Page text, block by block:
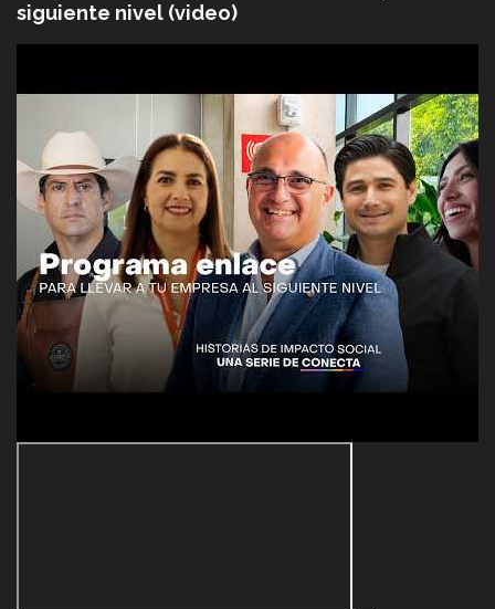
siguiente nivel (video)